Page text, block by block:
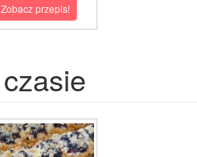
Zobacz przepis!